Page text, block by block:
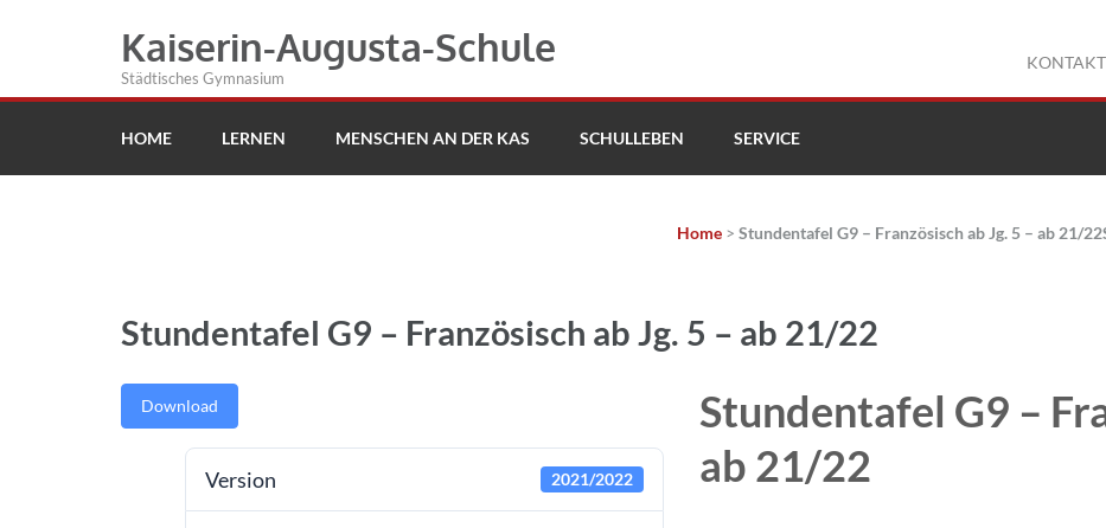
Kaiserin-Augusta-Schule
Städtisches Gymnasium
KONTAKT
HOME LERNEN MENSCHEN AN DER KAS SCHULLEBEN SERVICE
Home > Stundentafel G9 – Französisch ab Jg. 5 – ab 21/22
Stundentafel G9 – Französisch ab Jg. 5 – ab 21/22
Download
Version 2021/2022
Stundentafel G9 –
ab 21/22